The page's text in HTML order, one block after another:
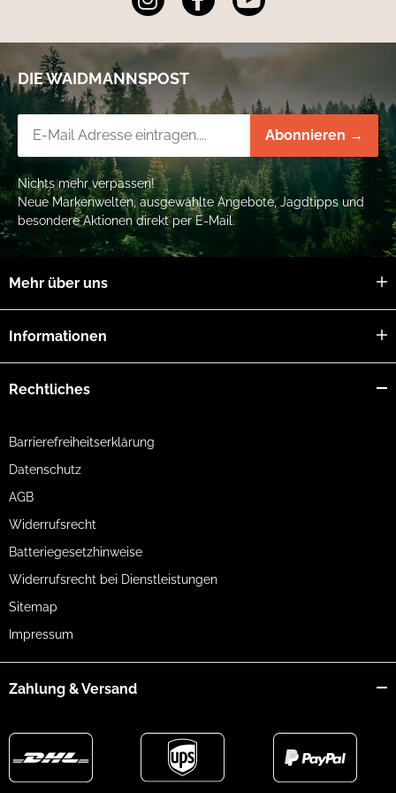
DIE WAIDMANNSPOST
Abonnieren →
Nichts mehr verpassen!
Neue Markenwelten, ausgewählte Angebote, Jagdtipps und
besondere Aktionen direkt per E-Mail.
Mehr über uns
Informationen
Rechtliches
Barrierefreiheitserklärung
Datenschutz
AGB
Widerrufsrecht
Batteriegesetzhinweise
Widerrufsrecht bei Dienstleistungen
Sitemap
Impressum
Zahlung & Versand